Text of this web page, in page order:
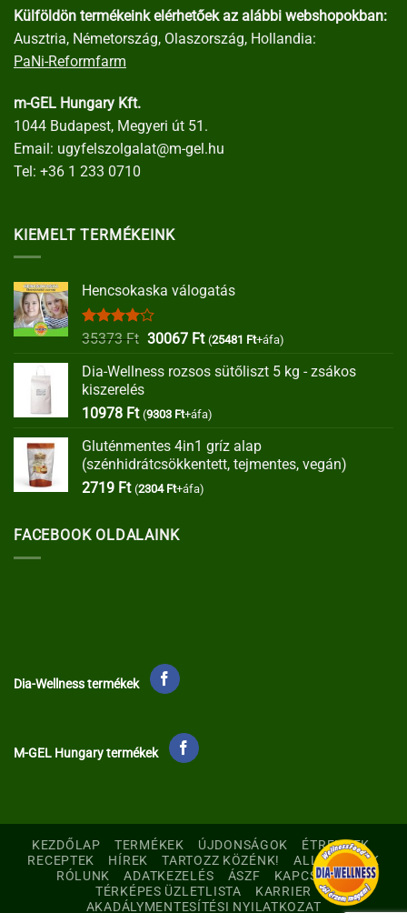
Külföldön termékeink elérhetőek az alábbi webshopokban:
Ausztria, Németország, Olaszország, Hollandia:
PaNi-Reformfarm
m-GEL Hungary Kft.
1044 Budapest, Megyeri út 51.
Email: ugyfelszolgalat@m-gel.hu
Tel: +36 1 233 0710
KIEMELT TERMÉKEINK
Hencsokaska válogatás
Értékelés:
35373Ft Original
was:
30067 FtCurrent
is:
(25481 Ft+áfa)
Dia-Wellness rozsos sütőliszt 5 kg - zsákos
kiszerelés
10978 Ft (9303 Ft+áfa)
Gluténmentes 4in1 gríz alap
(szénhidrátcsökkentett, tejmentes, vegán)
2719 Ft (2304 Ft+áfa)
FACEBOOK OLDALAINK
Dia-Wellness termékek
M-GEL Hungary termékek
KEZDŐLAP TERMÉKEK ÚJDONSÁGOK
ÉTRENDEK
RECEPTEK
HÍREK TARTOZZ KÖZÉNK!
ALLERGÉNEK
RÓLUNK
ADATKEZELÉS ÁSZF
KAPCSOLAT
TÉRKÉPES ÜZLETLISTA
KARRIER
AKADÁLYMENTESÍTÉSI NYILATKOZAT